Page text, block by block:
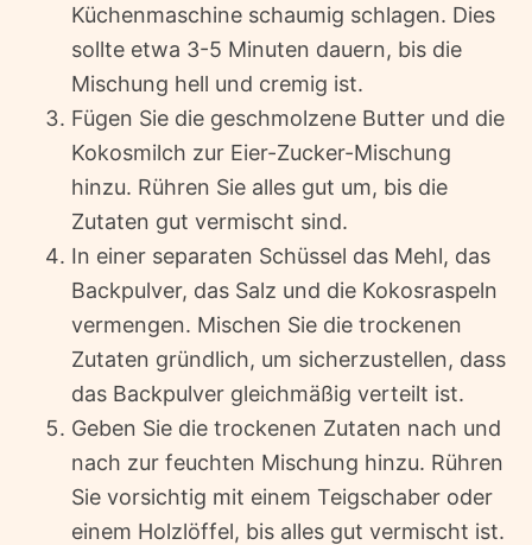
Küchenmaschine schaumig schlagen. Dies
sollte etwa 3-5 Minuten dauern, bis die
Mischung hell und cremig ist.
Fügen Sie die geschmolzene Butter und die
Kokosmilch zur Eier-Zucker-Mischung
hinzu. Rühren Sie alles gut um, bis die
Zutaten gut vermischt sind.
In einer separaten Schüssel das Mehl, das
Backpulver, das Salz und die Kokosraspeln
vermengen. Mischen Sie die trockenen
Zutaten gründlich, um sicherzustellen, dass
das Backpulver gleichmäßig verteilt ist.
Geben Sie die trockenen Zutaten nach und
nach zur feuchten Mischung hinzu. Rühren
Sie vorsichtig mit einem Teigschaber oder
einem Holzlöffel, bis alles gut vermischt ist.